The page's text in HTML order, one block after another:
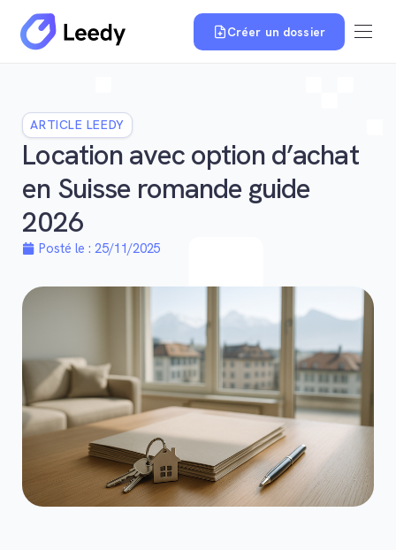
Créer un dossier
ARTICLE LEEDY
Location avec option d’achat
en Suisse romande guide
2026
Posté le : 25/11/2025